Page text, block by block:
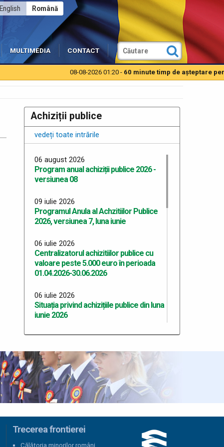
Română
English
MULTIMEDIA CONTACT
08-08-2026 01:20 -60 minute timp de aşteptare
Achiziții publice
vedeți toate intrările
06 august 2026
Program anual achiziții publice 2026 -
versiunea 08
09 iulie 2026
Programul Anula al Achzitiilor Publice
2026, versiunea 7, luna iunie
06 iulie 2026
Centralizatorul achizitiilor publice cu
valoare peste 5.000 euro în perioada
01.04.2026-30.06.2026
06 iulie 2026
Situația privind achizițiile publice din luna
iunie 2026
06 iulie 2026
mai 2026
06 iulie 2026
Situația privind achizițiile publice din luna
aprilie 2026
Situația privind achizițiile publice din luna
martie 2026
Trecerea frontierei
Călătoria minorilor români